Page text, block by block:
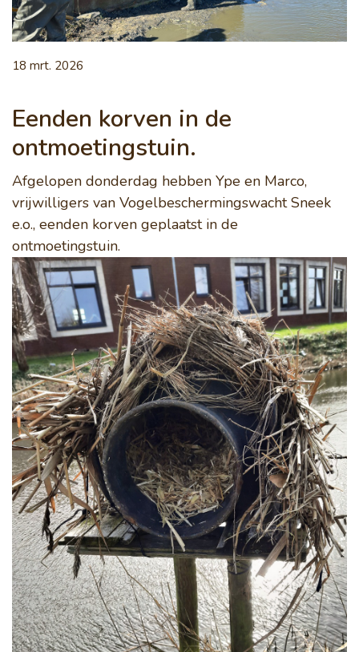
18 mrt. 2026
Eenden korven in de
ontmoetingstuin.
Afgelopen donderdag hebben Ype en Marco,
vrijwilligers van Vogelbeschermingswacht Sneek
e.o., eenden korven geplaatst in de
ontmoetingstuin.